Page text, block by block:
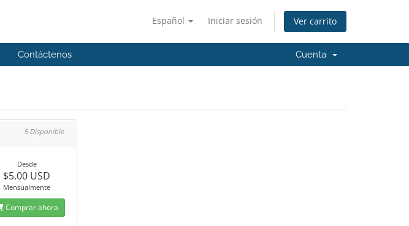
Español Iniciar sesión Ver carrito
Contáctenos Cuenta
5 Disponible
Desde
$5.00 USD
Mensualmente
Comprar ahora